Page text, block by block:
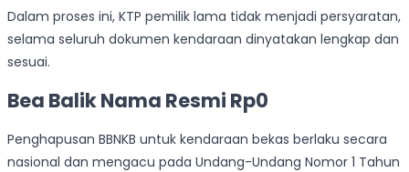
Dalam proses ini, KTP pemilik lama tidak menjadi persyaratan,
selama seluruh dokumen kendaraan dinyatakan lengkap dan
sesuai.
Bea Balik Nama Resmi Rp0
Penghapusan BBNKB untuk kendaraan bekas berlaku secara
nasional dan mengacu pada Undang-Undang Nomor 1 Tahun